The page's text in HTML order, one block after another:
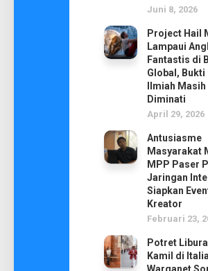
Juni 8, 2026
Project Hail
Lampaui
Fantastis di
Global, Bukti
Ilmiah
Diminati
April 29, 2026
Antusiasme
Masyarakat
MPP Paser
Jaringan
Siapkan
Kreator
Februari 23,
Potret
Kamil di
Warganet